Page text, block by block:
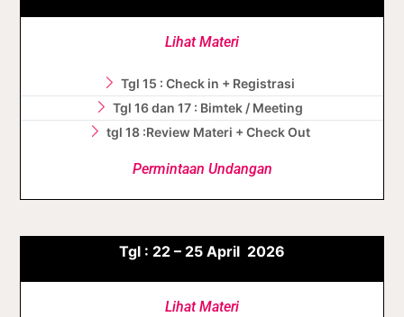
Lihat Materi
Tgl 15 : Check in + Registrasi
Tgl 16 dan 17 : Bimtek / Meeting
tgl 18 :Review Materi + Check Out
Permintaan Undangan
Tgl : 22 – 25 April 2026
Lihat Materi